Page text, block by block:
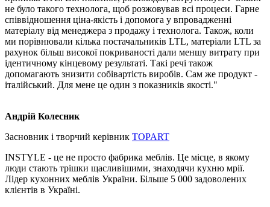
не було такого технолога, щоб розжовував всі процеси. Гарне
співвідношення ціна-якість і допомога у впровадженні
матеріалу від менеджера з продажу і технолога. Також, коли
ми порівнювали кілька постачальників LTL, матеріали LTL за
рахунок більш високої покриваності дали меншу витрату при
ідентичному кінцевому результаті. Такі речі також
допомагають знизити собівартість виробів. Сам же продукт -
італійський. Для мене це один з показників якості."
Андрій Колесник
Засновник і творчий керівник TOPART
INSTYLE - це не просто фабрика меблів. Це місце, в якому
люди стають трішки щасливішими, знаходячи кухню мрії.
Лідер кухонних меблів України. Більше 5 000 задоволених
клієнтів в Україні.